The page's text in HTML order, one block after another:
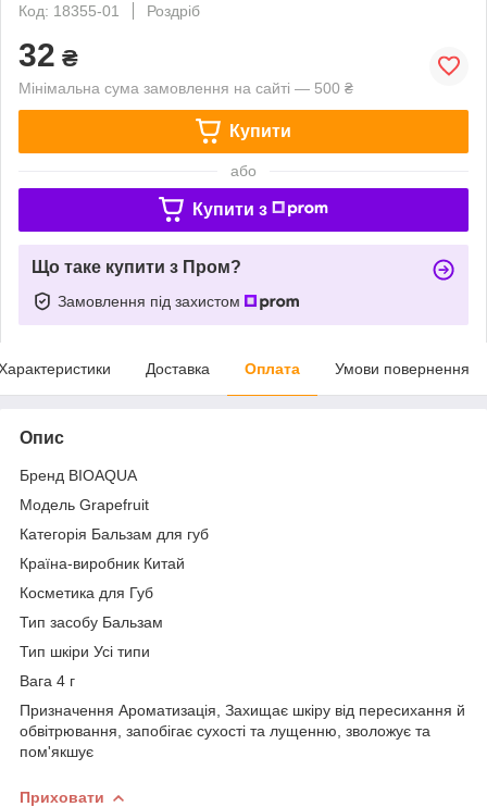
Код: 18355-01
Роздріб
32 ₴
Мінімальна сума замовлення на сайті — 500 ₴
Купити
або
Купити з
Що таке купити з Пром?
Замовлення під захистом
Доставка Оплата Умови повернення
Опис
Бренд BIOAQUA
Модель Grapefruit
Категорія Бальзам для губ
Країна-виробник Китай
Косметика для Губ
Тип засобу Бальзам
Тип шкіри Усі типи
Вага 4 г
Призначення Ароматизація, Захищає шкіру від пересихання й
обвітрювання, запобігає сухості та лущенню, зволожує та
пом'якшує
Приховати